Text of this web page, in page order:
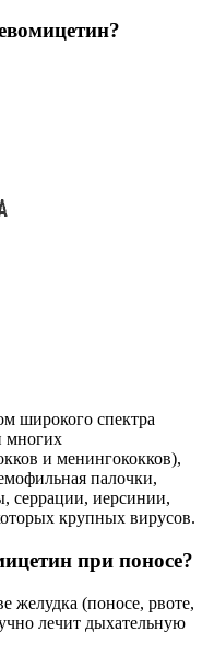
широкого спектра
многих
и менингококков),
палочки,
серрации, иерсинии,
крупных вирусов.
при поносе?
желудка (поносе, рвоте,
лечит дыхательную